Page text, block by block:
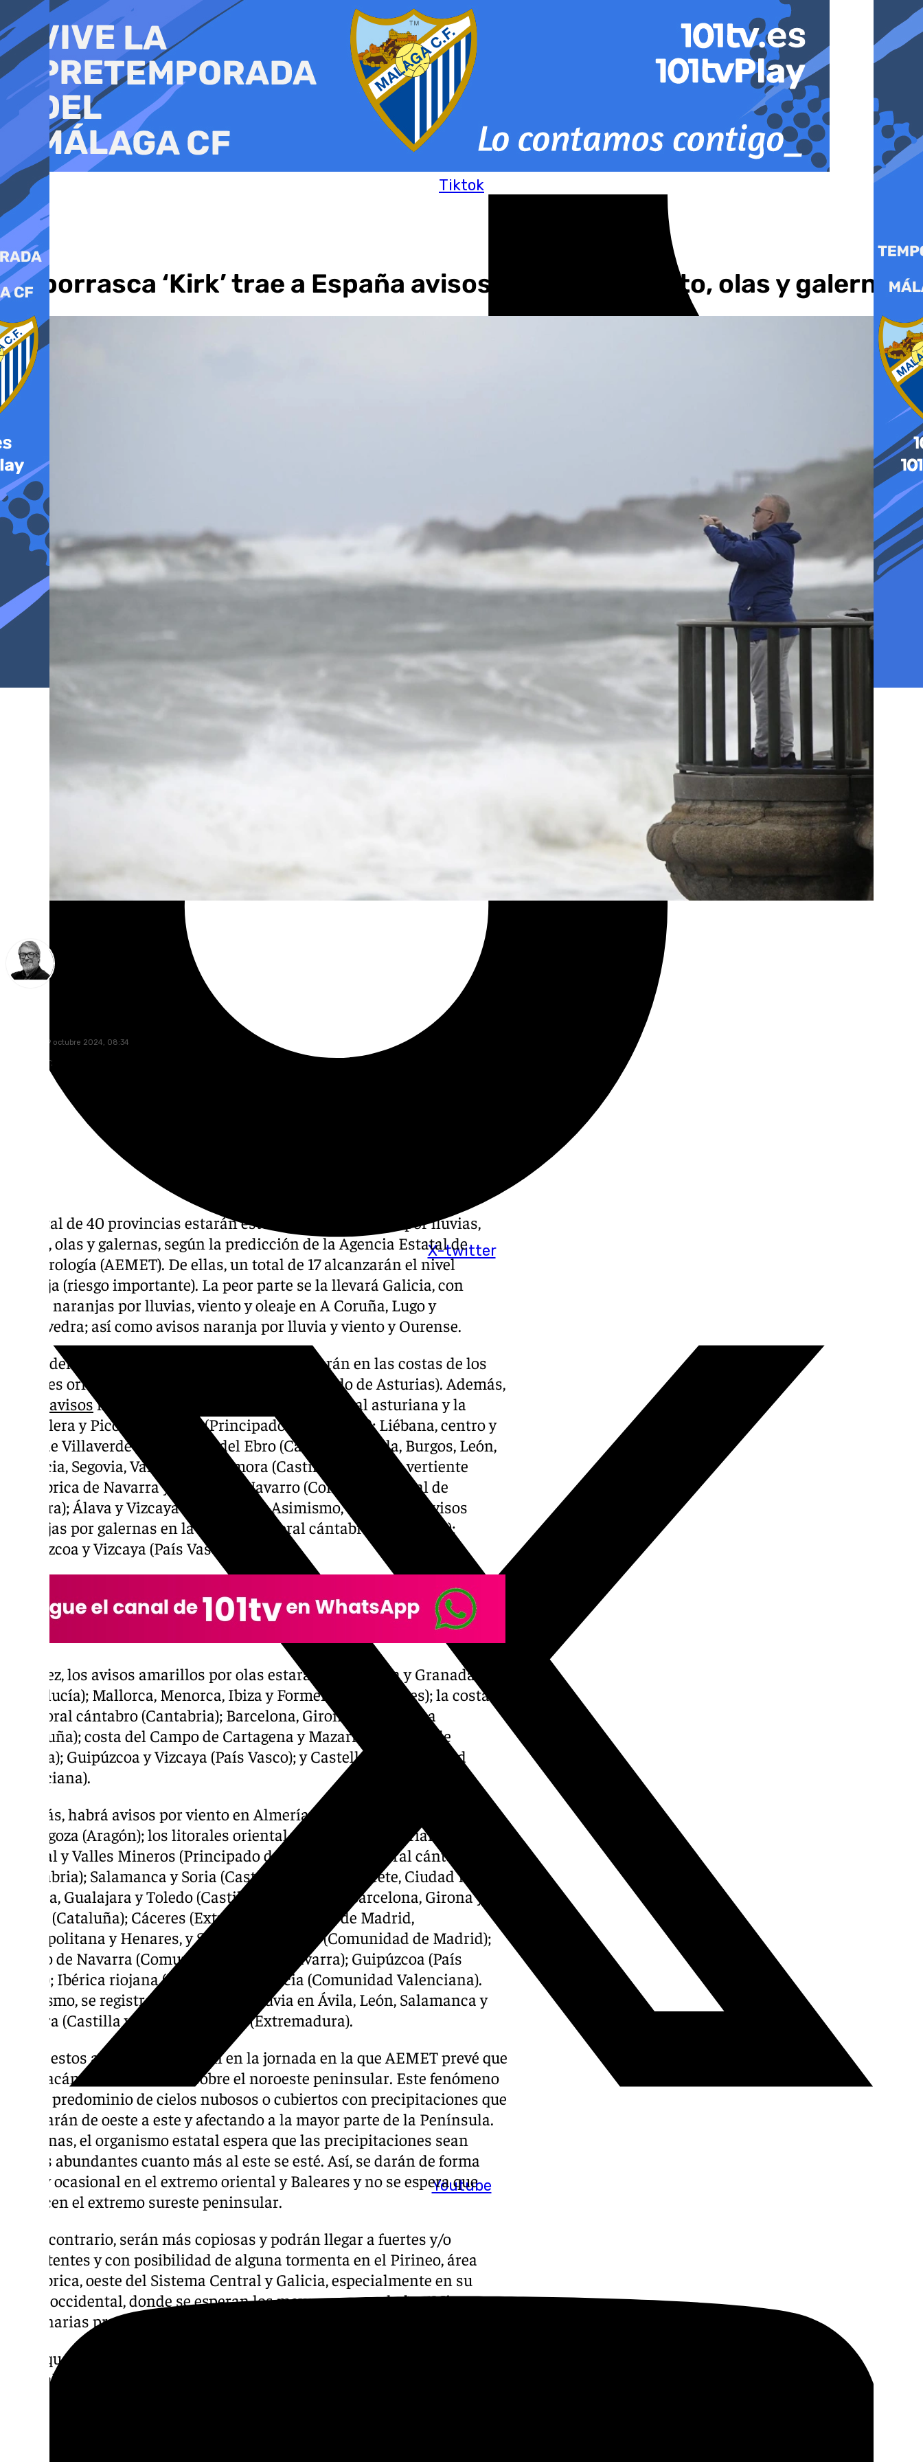
al
contenido
Tiktok
X-twitter
Youtube
La borrasca ‘Kirk’ trae a España avisos por lluvia, viento, olas y galernas
miércoles, 9 octubre 2024, 08:34
Compartir:
Un total de 40 provincias estarán este miércoles en aviso por lluvias,
viento, olas y galernas, según la predicción de la Agencia Estatal de
Meteorología (AEMET). De ellas, un total de 17 alcanzarán el nivel
naranja (riesgo importante). La peor parte se la llevará Galicia, con
avisos naranjas por lluvias, viento y oleaje en A Coruña, Lugo y
Pontevedra; así como avisos naranja por lluvia y viento y Ourense.
Por lo demás, los avisos naranjas por olas estarán en las costas de los
litorales oriental occidental asturiano (Principado de Asturias). Además,
avisosnaranjas por viento en la suroccidental asturiana y la
Cordillera y Picos de Europa (Principado de Asturias); Liébana, centro y
valle de Villaverde y Cantabria del Ebro (Cantabria); Ávila, Burgos, León,
Palencia, Segovia, Valladolid y Zamora (Castilla y León); la vertiente
cantábrica de Navarra y el Pirineo Navarro (Comunidad Foral de
Navarra); Álava y Vizcaya (País Vasco). Asimismo, se esperan avisos
naranjas por galernas en la costa del litoral cántabro (Cantabria);
Guipúzcoa y Vizcaya (País Vasco).
A su vez, los avisos amarillos por olas estarán en Almería y Granada
(Andalucía); Mallorca, Menorca, Ibiza y Formentera (Baleares); la costa
del litoral cántabro (Cantabria); Barcelona, Girona y Tarragona
(Cataluña); costa del Campo de Cartagena y Mazarrón (Región de
Murcia); Guipúzcoa y Vizcaya (País Vasco); y Castellón (Comunidad
Valenciana).
Además, habrá avisos por viento en Almería (Andalucía); Huesca, Teruel
y Zaragoza (Aragón); los litorales oriental y occidental asturianos y
Central y Valles Mineros (Principado de Asturias); el litoral cántabro
(Cantabria); Salamanca y Soria (Castilla y León); Albacete, Ciudad Real,
Cuenca, Gualajara y Toledo (Castilla-La Mancha); Barcelona, Girona y
Lleida (Cataluña); Cáceres (Extremadura); Sierra de Madrid,
Metropolitana y Henares, y Sur, Vegas y Oeste (Comunidad de Madrid);
Centro de Navarra (Comunidad Foral de Navarra); Guipúzcoa (País
Vasco); Ibérica riojana (La Rioja); y Valencia (Comunidad Valenciana).
Asimismo, se registrarán avisos por lluvia en Ávila, León, Salamanca y
Zamora (Castilla y León); y Cáceres (Extremadura).
Todos estos avisos se producen en la jornada en la que AEMET prevé que
el huracán ‘exKirk’ se sitúe sobre el noroeste peninsular. Este fenómeno
dejará predominio de cielos nubosos o cubiertos con precipitaciones que
avanzarán de oeste a este y afectando a la mayor parte de la Península.
Por zonas, el organismo estatal espera que las precipitaciones sean
menos abundantes cuanto más al este se esté. Así, se darán de forma
débil y ocasional en el extremo oriental y Baleares y no se espera que
alcancen el extremo sureste peninsular.
Por el contrario, serán más copiosas y podrán llegar a fuertes y/o
persistentes y con posibilidad de alguna tormenta en el Pirineo, área
cantábrica, oeste del Sistema Central y Galicia, especialmente en su
mitad occidental, donde se esperan los mayores acumulados. Mientras,
en Canarias predominarán los cielos poco nubosos o con intervalos.
En lo que respecta a las temperaturas, las máximas aumentarán en
general y lo harán de manera marcada en interiores del sureste y zonas